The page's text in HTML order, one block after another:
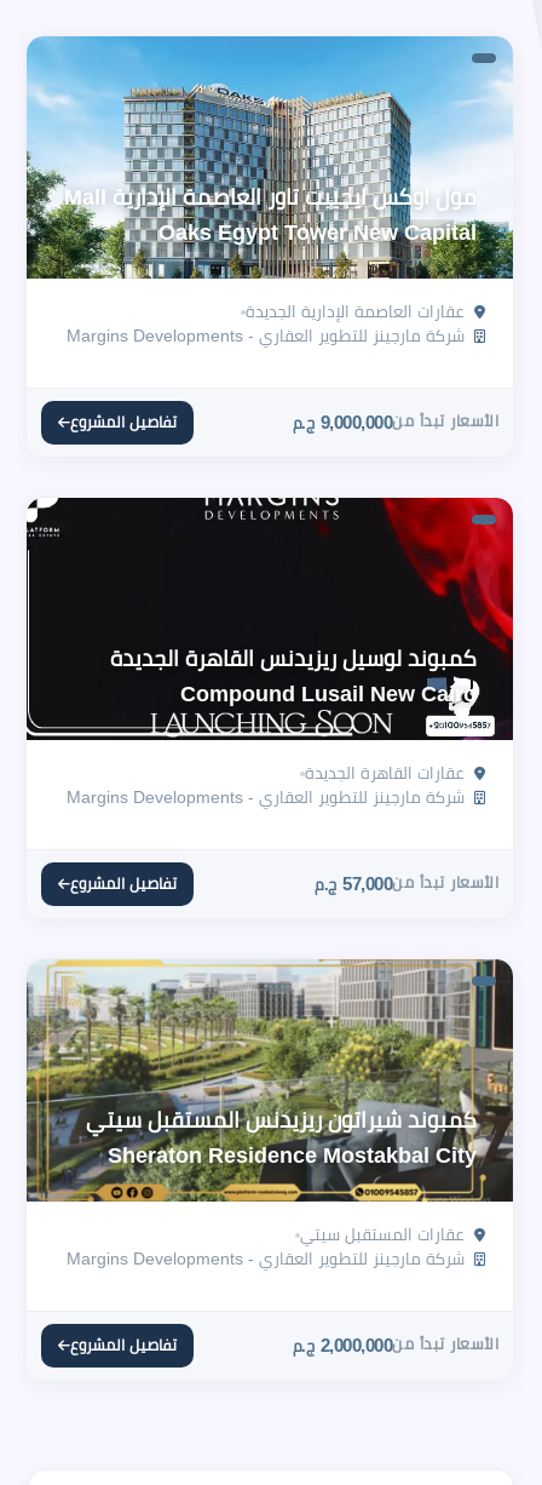
مول اوكس ايجيبت تاور العاصمة الإدارية Mall
Oaks Egypt Tower New Capital
عقارات العاصمة الإدارية الجديدة
شركة مارجينز للتطوير العقاري - Margins Developments
الأسعار تبدأ من9,000,000 ج.م تفاصيل المشروع
كمبوند لوسيل ريزيدنس القاهرة الجديدة
Compound Lusail New Cairo
عقارات القاهرة الجديدة
شركة مارجينز للتطوير العقاري - Margins Developments
الأسعار تبدأ من57,000 ج.م تفاصيل المشروع
كمبوند شيراتون ريزيدنس المستقبل سيتي
Sheraton Residence Mostakbal City
عقارات المستقبل سيتي
شركة مارجينز للتطوير العقاري - Margins Developments
الأسعار تبدأ من2,000,000 ج.م تفاصيل المشروع